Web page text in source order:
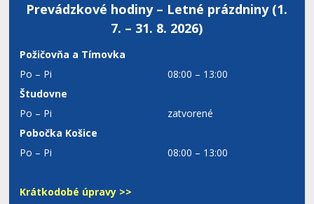
Prevádzkové hodiny – Letné prázdniny (1.
7. – 31. 8. 2026)
Požičovňa a Tímovka
Po – Pi
08:00 – 13:00
Študovne
Po – Pi
zatvorené
Pobočka Košice
Po – Pi
08:00 – 13:00
Krátkodobé úpravy >>